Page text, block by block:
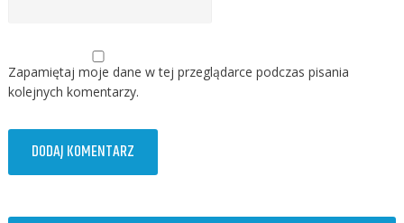
Zapamiętaj moje dane w tej przeglądarce podczas pisania
kolejnych komentarzy.